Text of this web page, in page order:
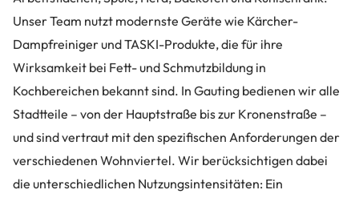
Unser Team nutzt modernste Geräte wie Kärcher-
Dampfreiniger und TASKI-Produkte, die für ihre
Wirksamkeit bei Fett- und Schmutzbildung in
Kochbereichen bekannt sind. In Gauting bedienen wir alle
Stadtteile – von der Hauptstraße bis zur Kronenstraße –
und sind vertraut mit den spezifischen Anforderungen der
verschiedenen Wohnviertel. Wir berücksichtigen dabei
die unterschiedlichen Nutzungsintensitäten: Ein